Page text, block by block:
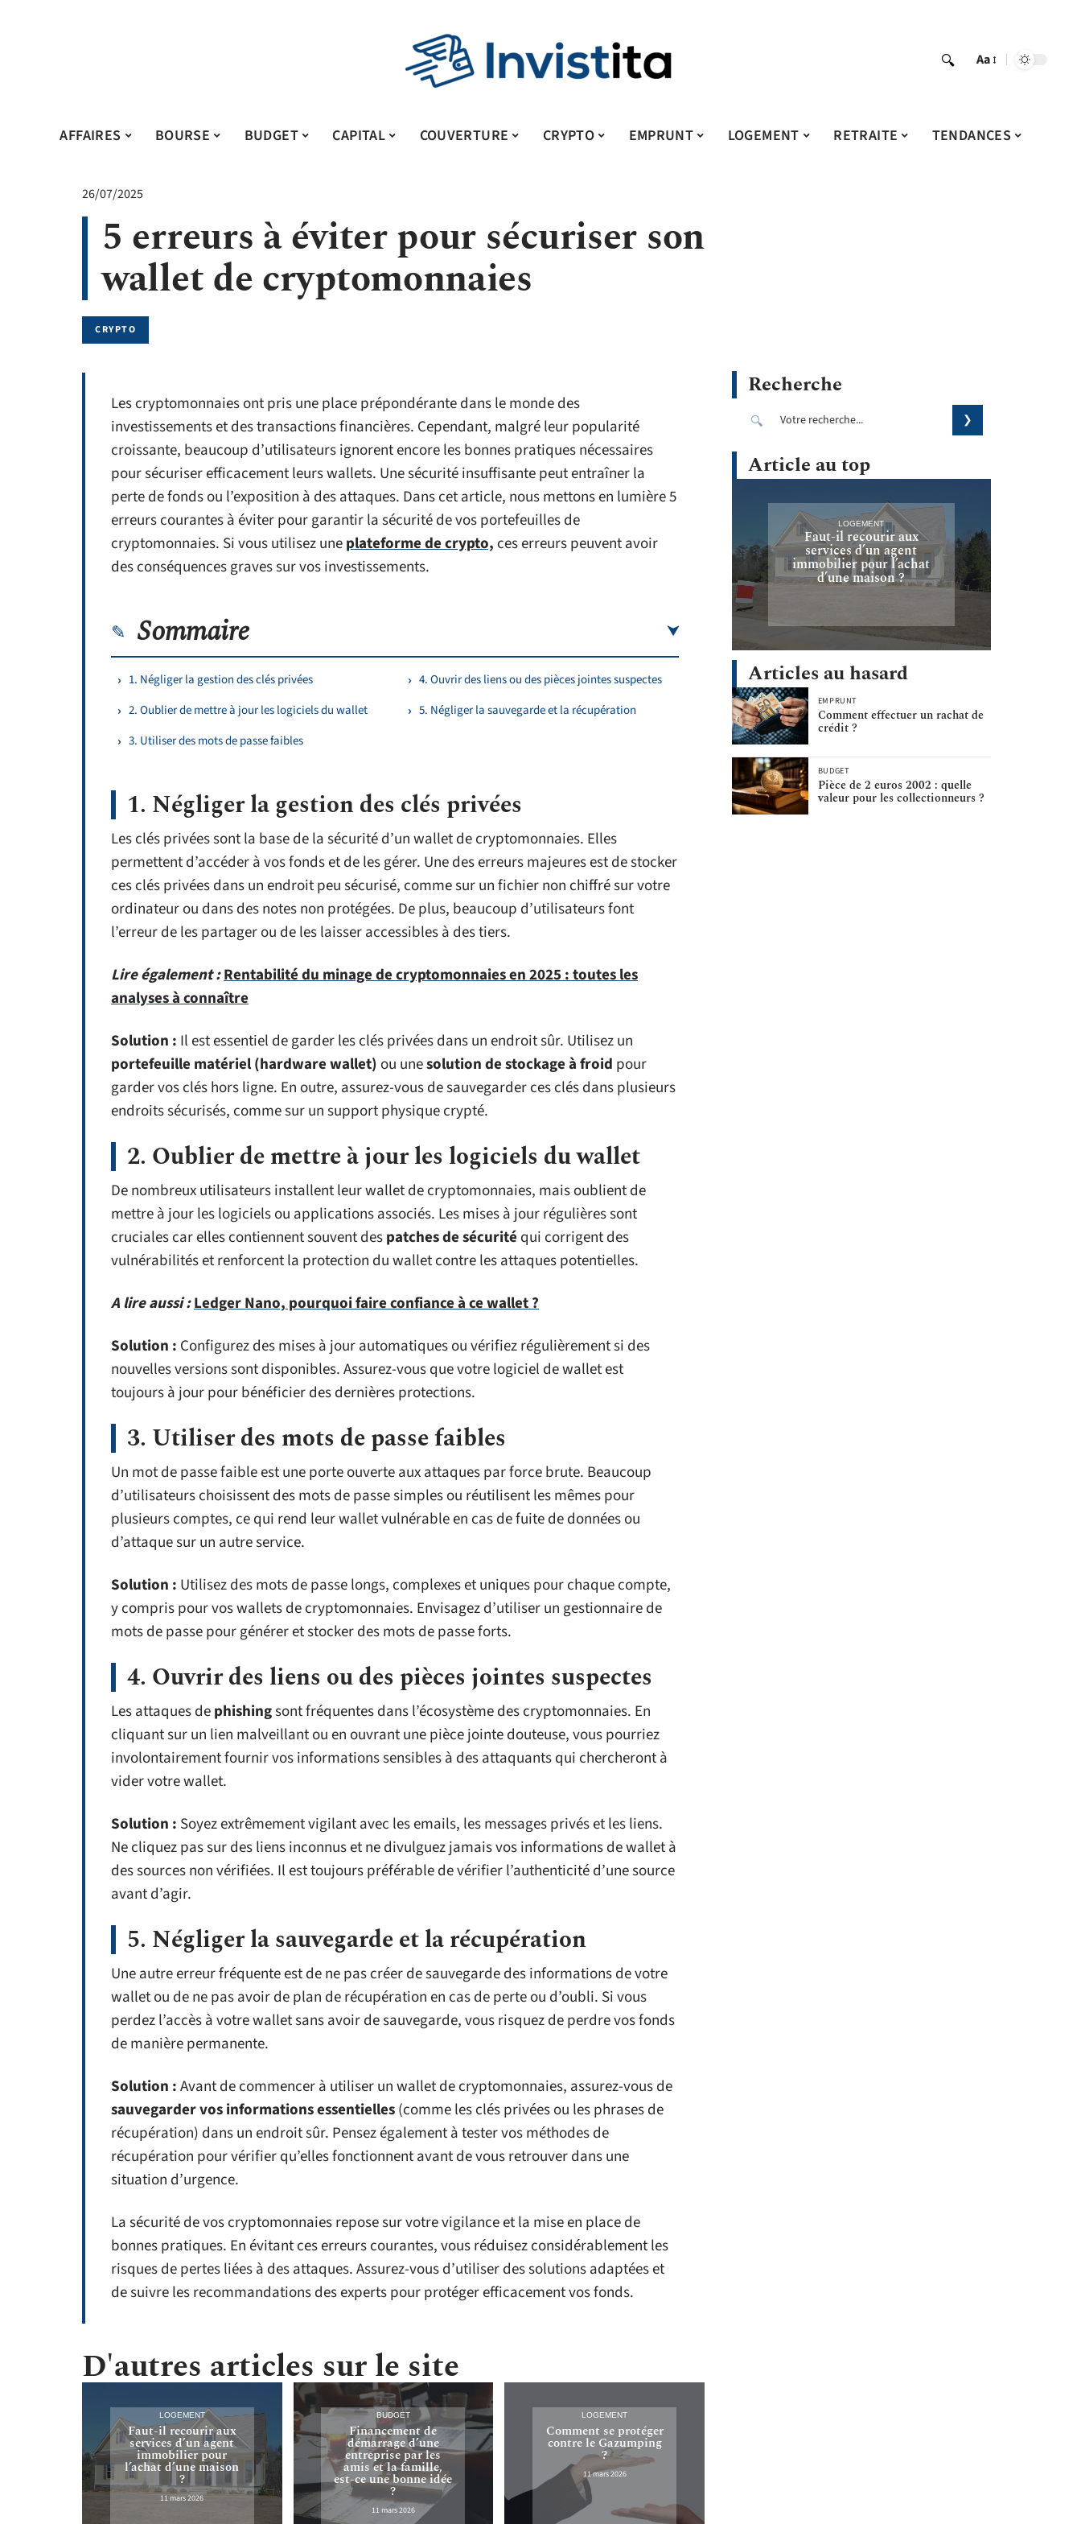
Aa
AFFAIRES BOURSE BUDGET CAPITAL COUVERTURE CRYPTO EMPRUNT LOGEMENT RETRAITE TENDANCES
26/07/2025
5 erreurs à éviter pour sécuriser son
wallet de cryptomonnaies
CRYPTO
Les cryptomonnaies ont pris une place prépondérante dans le monde des
investissements et des transactions financières. Cependant, malgré leur popularité
croissante, beaucoup d’utilisateurs ignorent encore les bonnes pratiques nécessaires
pour sécuriser efficacement leurs wallets. Une sécurité insuffisante peut entraîner la
perte de fonds ou l’exposition à des attaques. Dans cet article, nous mettons en lumière 5
erreurs courantes à éviter pour garantir la sécurité de vos portefeuilles de
cryptomonnaies. Si vous utilisez uneplateforme de crypto, ces erreurs peuvent avoir
des conséquences graves sur vos investissements.
Sommaire
1. Négliger la gestion des clés privées
2. Oublier de mettre à jour les logiciels du wallet
3. Utiliser des mots de passe faibles
4. Ouvrir des liens ou des pièces jointes suspectes
5. Négliger la sauvegarde et la récupération
1. Négliger la gestion des clés privées
Les clés privées sont la base de la sécurité d’un wallet de cryptomonnaies. Elles
permettent d’accéder à vos fonds et de les gérer. Une des erreurs majeures est de stocker
ces clés privées dans un endroit peu sécurisé, comme sur un fichier non chiffré sur votre
ordinateur ou dans des notes non protégées. De plus, beaucoup d’utilisateurs font
l’erreur de les partager ou de les laisser accessibles à des tiers.
Lire également :Rentabilité du minage de cryptomonnaies en 2025 : toutes les
analyses à connaître
Solution : Il est essentiel de garder les clés privées dans un endroit sûr. Utilisez un
portefeuille matériel (hardware wallet) ou unesolution de stockage à froid pour
garder vos clés hors ligne. En outre, assurez-vous de sauvegarder ces clés dans plusieurs
endroits sécurisés, comme sur un support physique crypté.
2. Oublier de mettre à jour les logiciels du wallet
De nombreux utilisateurs installent leur wallet de cryptomonnaies, mais oublient de
mettre à jour les logiciels ou applications associés. Les mises à jour régulières sont
cruciales car elles contiennent souvent despatches de sécurité qui corrigent des
vulnérabilités et renforcent la protection du wallet contre les attaques potentielles.
A lire aussi :Ledger Nano, pourquoi faire confiance à ce wallet ?
Solution : Configurez des mises à jour automatiques ou vérifiez régulièrement si des
nouvelles versions sont disponibles. Assurez-vous que votre logiciel de wallet est
toujours à jour pour bénéficier des dernières protections.
3. Utiliser des mots de passe faibles
Un mot de passe faible est une porte ouverte aux attaques par force brute. Beaucoup
d’utilisateurs choisissent des mots de passe simples ou réutilisent les mêmes pour
plusieurs comptes, ce qui rend leur wallet vulnérable en cas de fuite de données ou
d’attaque sur un autre service.
Solution : Utilisez des mots de passe longs, complexes et uniques pour chaque compte,
y compris pour vos wallets de cryptomonnaies. Envisagez d’utiliser un gestionnaire de
mots de passe pour générer et stocker des mots de passe forts.
4. Ouvrir des liens ou des pièces jointes suspectes
Les attaques dephishingsont fréquentes dans l’écosystème des cryptomonnaies. En
cliquant sur un lien malveillant ou en ouvrant une pièce jointe douteuse, vous pourriez
involontairement fournir vos informations sensibles à des attaquants qui chercheront à
vider votre wallet.
Solution : Soyez extrêmement vigilant avec les emails, les messages privés et les liens.
Ne cliquez pas sur des liens inconnus et ne divulguez jamais vos informations de wallet à
des sources non vérifiées. Il est toujours préférable de vérifier l’authenticité d’une source
avant d’agir.
5. Négliger la sauvegarde et la récupération
Une autre erreur fréquente est de ne pas créer de sauvegarde des informations de votre
wallet ou de ne pas avoir de plan de récupération en cas de perte ou d’oubli. Si vous
perdez l’accès à votre wallet sans avoir de sauvegarde, vous risquez de perdre vos fonds
de manière permanente.
Solution :Avant de commencer à utiliser un wallet de cryptomonnaies, assurez-vous de
sauvegarder vos informations essentielles(comme les clés privées ou les phrases de
récupération) dans un endroit sûr. Pensez également à tester vos méthodes de
récupération pour vérifier qu’elles fonctionnent avant de vous retrouver dans une
situation d’urgence.
La sécurité de vos cryptomonnaies repose sur votre vigilance et la mise en place de
bonnes pratiques. En évitant ces erreurs courantes, vous réduisez considérablement les
risques de pertes liées à des attaques. Assurez-vous d’utiliser des solutions adaptées et
de suivre les recommandations des experts pour protéger efficacement vos fonds.
D'autres articles sur le site
LOGEMENT
Faut-il recourir aux
services d’un agent
immobilier pour
l’achat d’une maison
?
11 mars 2026
BUDGET
Financement de
démarrage d’une
entreprise par les
amis et la famille,
est-ce une bonne idée
?
11 mars 2026
LOGEMENT
Comment se protéger
contre le Gazumping
?
11 mars 2026
Recherche
Article au top
LOGEMENT
Faut-il recourir aux
services d’un agent
immobilier pour l’achat
d’une maison ?
Articles au hasard
EMPRUNT
Comment effectuer un rachat de
crédit ?
BUDGET
Pièce de 2 euros 2002 : quelle
valeur pour les collectionneurs ?